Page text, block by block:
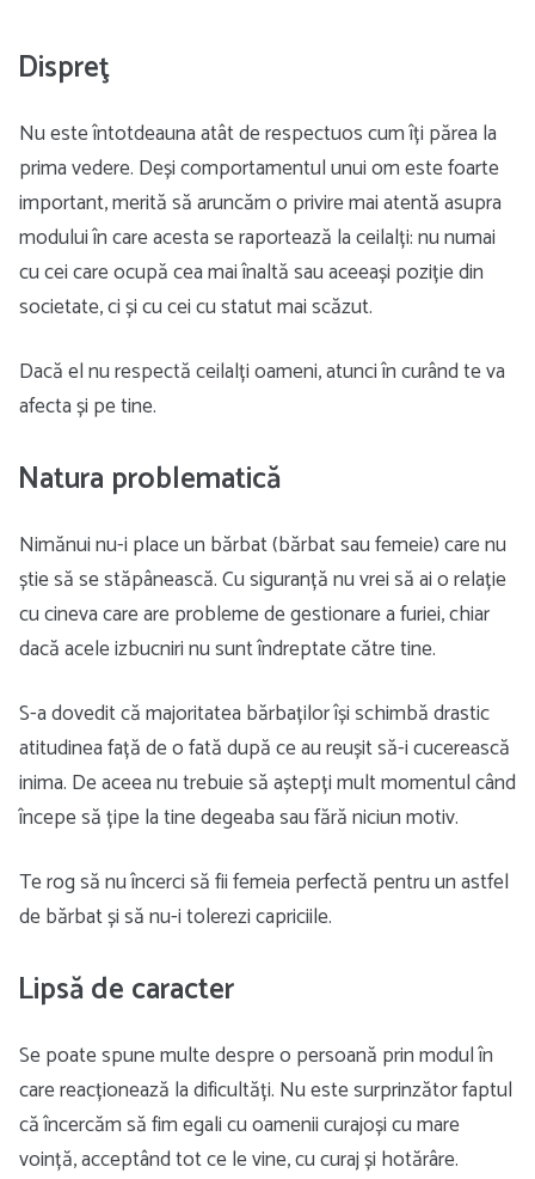
Dispreţ
Nu este întotdeauna atât de respectuos cum îți părea la
prima vedere. Deși comportamentul unui om este foarte
important, merită să aruncăm o privire mai atentă asupra
modului în care acesta se raportează la ceilalți: nu numai
cu cei care ocupă cea mai înaltă sau aceeași poziție din
societate, ci și cu cei cu statut mai scăzut.
Dacă el nu respectă ceilalți oameni, atunci în curând te va
afecta și pe tine.
Natura problematică
Nimănui nu-i place un bărbat (bărbat sau femeie) care nu
știe să se stăpânească. Cu siguranță nu vrei să ai o relație
cu cineva care are probleme de gestionare a furiei, chiar
dacă acele izbucniri nu sunt îndreptate către tine.
S-a dovedit că majoritatea bărbaților își schimbă drastic
atitudinea față de o fată după ce au reușit să-i cucerească
inima. De aceea nu trebuie să aștepți mult momentul când
începe să țipe la tine degeaba sau fără niciun motiv.
Te rog să nu încerci să fii femeia perfectă pentru un astfel
de bărbat și să nu-i tolerezi capriciile.
Lipsă de caracter
Se poate spune multe despre o persoană prin modul în
care reacționează la dificultăți. Nu este surprinzător faptul
că încercăm să fim egali cu oamenii curajoși cu mare
voință, acceptând tot ce le vine, cu curaj și hotărâre.